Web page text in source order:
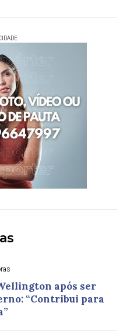
após ser
“Contribui para